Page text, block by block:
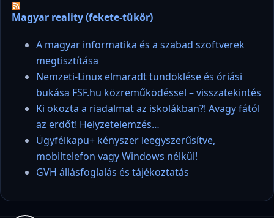
Magyar reality (fekete-tükör)
A magyar informatika és a szabad szoftverek
megtisztítása
Nemzeti-Linux elmaradt tündöklése és óriási
bukása FSF.hu közreműködéssel – visszatekintés
Ki okozta a riadalmat az iskolákban?! Avagy fától
az erdőt! Helyzetelemzés…
Ügyfélkapu+ kényszer leegyszerűsítve,
mobiltelefon vagy Windows nélkül!
GVH állásfoglalás és tájékoztatás